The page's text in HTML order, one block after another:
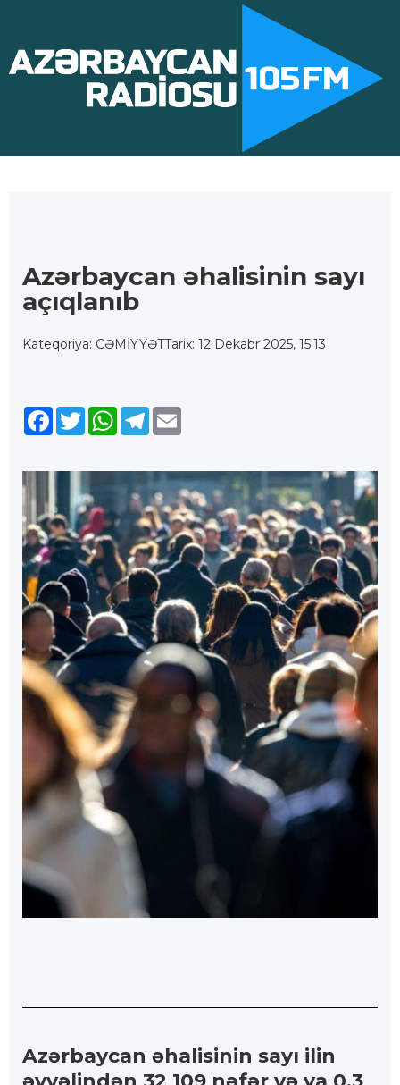
Azərbaycan əhalisinin sayı
açıqlanıb
Kateqoriya: CƏMİYYƏTTarix: 12 Dekabr 2025, 15:13
Facebook
TwitterWhatsApp
Telegram
Azərbaycan əhalisinin sayı ilin